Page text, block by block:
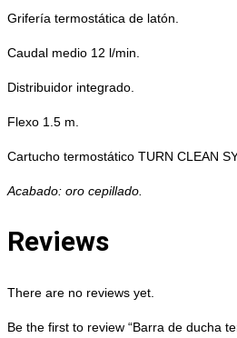
Grifería termostática de latón.
Caudal medio 12 l/min.
Distribuidor integrado.
Flexo 1.5 m.
Cartucho termostático TURN CLEAN
Acabado: oro cepillado.
Reviews
There are no reviews yet.
Be the first to review “Barra de ducha